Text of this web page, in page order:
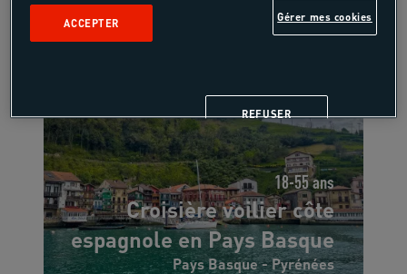
18-55 ans
Croisière voilier côte
espagnole en Pays Basque
Pays Basque - Pyrénées
Gérer mes cookies
REFUSER
ACCEPTER